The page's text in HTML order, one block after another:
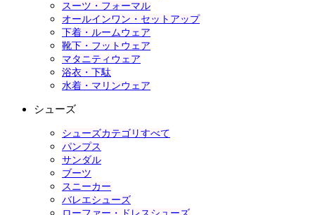
スーツ・フォーマル
オールインワン・セットアップ
下着・ルームウェア
靴下・フットウェア
マタニティウェア
浴衣・下駄
水着・マリンウェア
シューズ
シューズカテゴリすべて
パンプス
サンダル
ブーツ
スニーカー
バレエシューズ